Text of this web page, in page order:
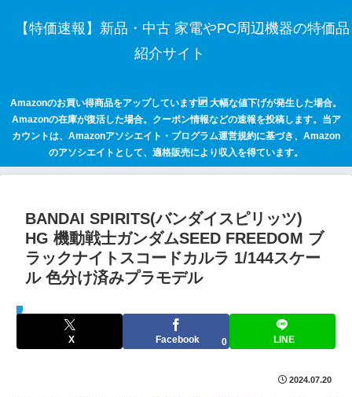
【特価速報】新品・中古 家電やPC周辺機器の特価品
紹介サイト
Amazonのお買い得商品をアップしています🆙 大幅な値下げが発生した場合。
Amazonの在庫が復活した場合。クーポン情報などの速報を投稿します。当ア
カウントは、Amazonアソシエイト・プログラム運営規約に基づき、Amazon
のアソシエイトとして、適格販売により収入を得ています。
BANDAI SPIRITS(バンダイスピリッツ)
HG 機動戦士ガンダムSEED FREEDOM ブ
ラックナイトスコードカルラ 1/144スケー
ル 色分け済みプラモデル
セールハンター 激安情報まとめサイト
X Facebook 0 LINE
2024.07.20